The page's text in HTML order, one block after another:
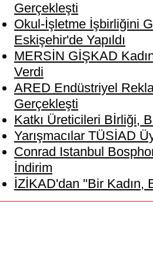
Gerçekleşti
Okul-İşletme İşbirliğini
Eskişehir'de Yapıldı
MERSİN GİŞKAD
Verdi
ARED Endüstriyel
Gerçekleşti
Katkı Üreticileri Bİrliği,
Yarışmacılar TÜSİAD
Conrad Istanbul
İndirim
İZİKAD'dan "Bir Kadın,